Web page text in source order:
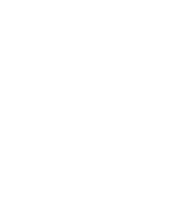
werden, oder
bestimmten
- Leitstelle